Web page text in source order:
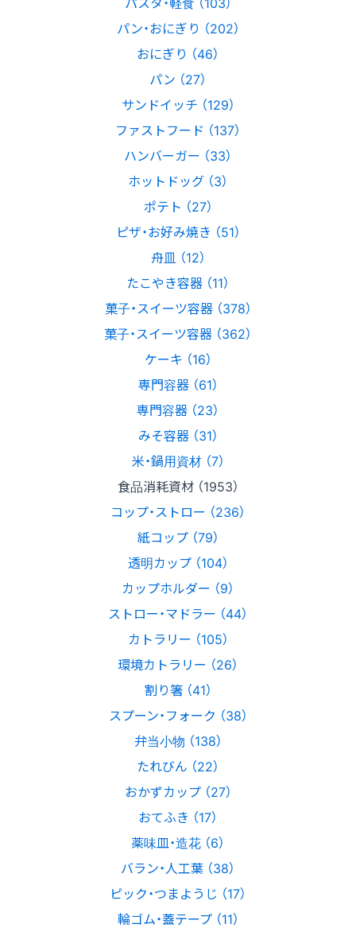
パン・おにぎり （202）
おにぎり （46）
パン （27）
サンドイッチ （129）
ファストフード （137）
ハンバーガー （33）
ホットドッグ （3）
ポテト （27）
ピザ・お好み焼き （51）
舟皿 （12）
たこやき容器 （11）
菓子・スイーツ容器 （378）
菓子・スイーツ容器 （362）
ケーキ （16）
専門容器 （61）
専門容器 （23）
みそ容器 （31）
米・鍋用資材 （7）
食品消耗資材 （1953）
コップ・ストロー （236）
紙コップ （79）
透明カップ （104）
カップホルダー （9）
ストロー・マドラー （44）
カトラリー （105）
環境カトラリー （26）
割り箸 （41）
スプーン・フォーク （38）
弁当小物 （138）
たれびん （22）
おかずカップ （27）
おてふき （17）
薬味皿・造花 （6）
バラン・人工葉 （38）
ピック・つまようじ （17）
輪ゴム・蓋テープ （11）